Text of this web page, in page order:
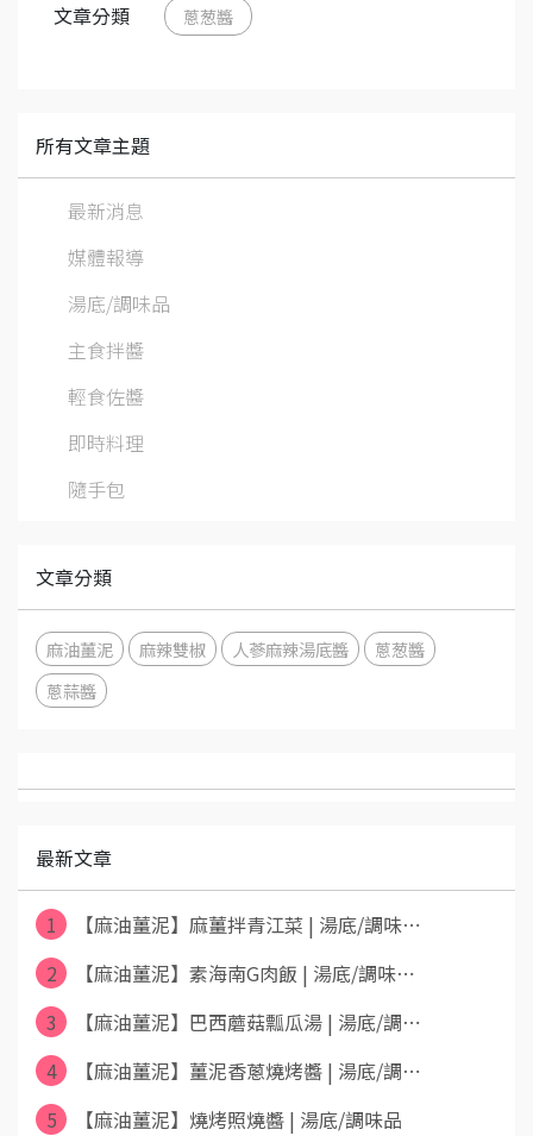
文章分類 蔥葱醬
所有文章主題
最新消息
媒體報導
湯底/調味品
主食拌醬
輕食佐醬
即時料理
隨手包
文章分類
麻油薑泥 麻辣雙椒 人蔘麻辣湯底醬
蔥葱醬
蔥蒜醬
最新文章
1
【麻油薑泥】麻薑拌青江菜 | 湯底/調味⋯
2
【麻油薑泥】素海南G肉飯 | 湯底/調味⋯
3
【麻油薑泥】巴西蘑菇瓢瓜湯 | 湯底/調⋯
4
【麻油薑泥】薑泥香蔥燒烤醬 | 湯底/調⋯
5
【麻油薑泥】燒烤照燒醬 | 湯底/調味品